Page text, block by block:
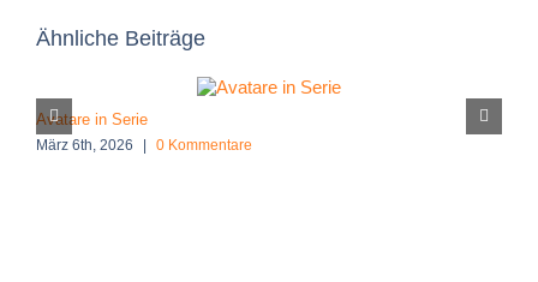
Ähnliche Beiträge
Avatare in Serie
März 6th, 2026 0 Kommentare